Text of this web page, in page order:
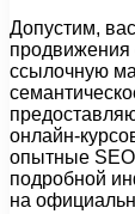
Допустим,
продвижения
ссылочную
онлайн-
опытные
подробной
на